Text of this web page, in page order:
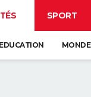
SPORT
EDUCATION MONDE